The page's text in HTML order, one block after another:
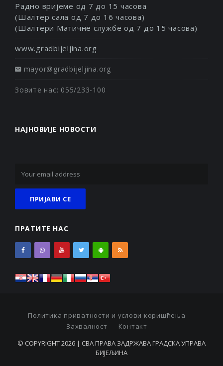
Радно вријеме од 7 до 15 часова
(Шалтер сала од 7 до 16 часова)
(Шалтери Матичне службе од 7 до 15 часова)
www.gradbijeljina.org
mayor@gradbijeljina.org
Зовите нас: 055/233-100
НАЈНОВИЈЕ НОВОСТИ
ПРАТИТЕ НАС
Политика приватности и услови коришћења
Захвалност
Контакт
© COPYRIGHT 2026 | СВА ПРАВА ЗАДРЖАВА ГРАДСКА УПРАВА
БИЈЕЉИНА